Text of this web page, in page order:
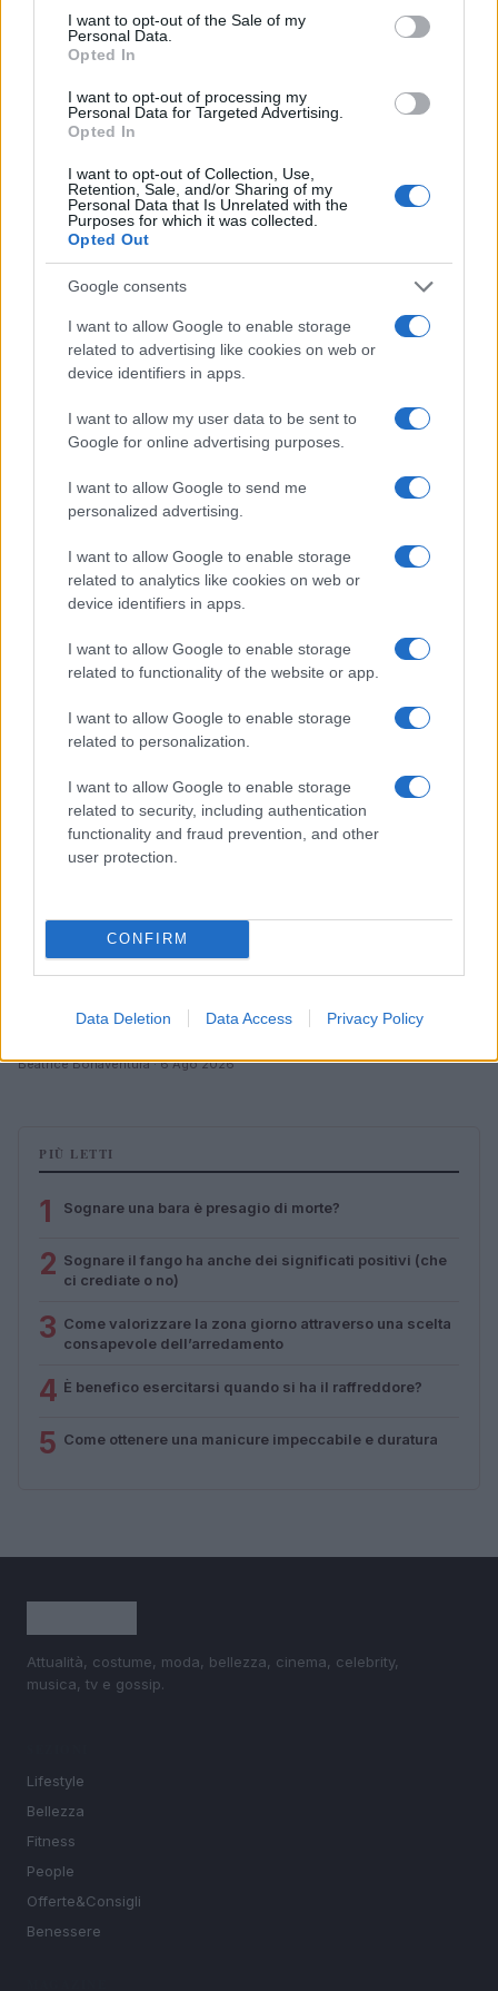
consent section.
I want to opt-out of the Sale of my
Personal Data.
Opted In
I want to opt-out of processing my
Personal Data for Targeted Advertising.
Opted In
I want to opt-out of Collection, Use,
Retention, Sale, and/or Sharing of my
Personal Data that Is Unrelated with the
Purposes for which it was collected.
Opted Out
Google consents
I want to allow Google to enable storage
related to advertising like cookies on web or
device identifiers in apps.
I want to allow my user data to be sent to
Google for online advertising purposes.
I want to allow Google to send me
personalized advertising.
I want to allow Google to enable storage
related to analytics like cookies on web or
device identifiers in apps.
I want to allow Google to enable storage
related to functionality of the website or app.
I want to allow Google to enable storage
related to personalization.
I want to allow Google to enable storage
related to security, including authentication
functionality and fraud prevention, and other
user protection.
CONFIRM
Data Deletion Data Access Privacy Policy
Dove si terrà Vogue World nel 2027: la scelta di San
Francisco
Matteo Pellegrino · 6 Ago 2026
LIFESTYLE
Come riconoscere e risolvere i problemi della lavanda
Beatrice Bonaventura · 6 Ago 2026
Corsi gratuiti di benessere a Riccione: il programma
Beatrice Bonaventura · 6 Ago 2026
PIÙ LETTI
1 Sognare una bara è presagio di morte?
2 Sognare il fango ha anche dei significati positivi (che
ci crediate o no)
3 Come valorizzare la zona giorno attraverso una scelta
consapevole dell’arredamento
4 È benefico esercitarsi quando si ha il raffreddore?
5 Come ottenere una manicure impeccabile e duratura
Attualità, costume, moda, bellezza, cinema, celebrity,
musica, tv e gossip.
Lifestyle
Bellezza
Fitness
People
Offerte&Consigli
Benessere